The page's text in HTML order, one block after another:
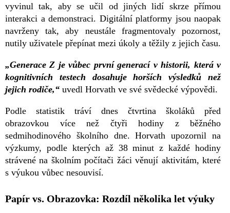
vyvinul tak, aby se učil od jiných lidí skrze přímou
interakci a demonstraci. Digitální platformy jsou naopak
navrženy tak, aby neustále fragmentovaly pozornost,
nutily uživatele přepínat mezi úkoly a těžily z jejich času.
„Generace Z je vůbec první generací v historii, která v
kognitivních testech dosahuje horších výsledků než
jejich rodiče,“ uvedl Horvath ve své svědecké výpovědi.
Podle statistik tráví dnes čtvrtina školáků před
obrazovkou více než čtyři hodiny z běžného
sedmihodinového školního dne. Horvath upozornil na
výzkumy, podle kterých až 38 minut z každé hodiny
strávené na školním počítači žáci věnují aktivitám, které
s výukou vůbec nesouvisí.
Papír vs. Obrazovka: Rozdíl několika let výuky